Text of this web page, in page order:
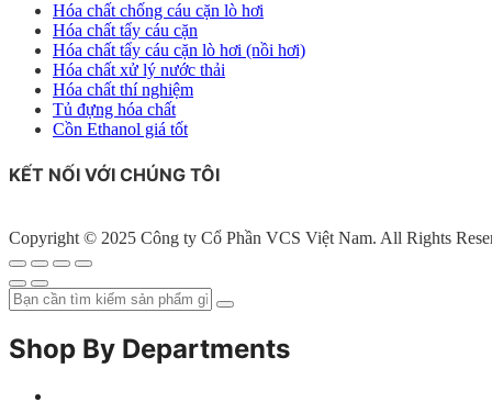
Hóa chất chống cáu cặn lò hơi
Hóa chất tẩy cáu cặn
Hóa chất tẩy cáu cặn lò hơi (nồi hơi)
Hóa chất xử lý nước thải
Hóa chất thí nghiệm
Tủ đựng hóa chất
Cồn Ethanol giá tốt
KẾT NỐI VỚI CHÚNG TÔI
Copyright © 2025 Công ty Cổ Phần VCS Việt Nam. All Rights
Shop By Departments